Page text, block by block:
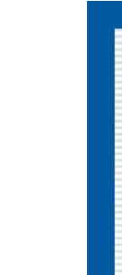
集结完毕，向
才夏令营」正式